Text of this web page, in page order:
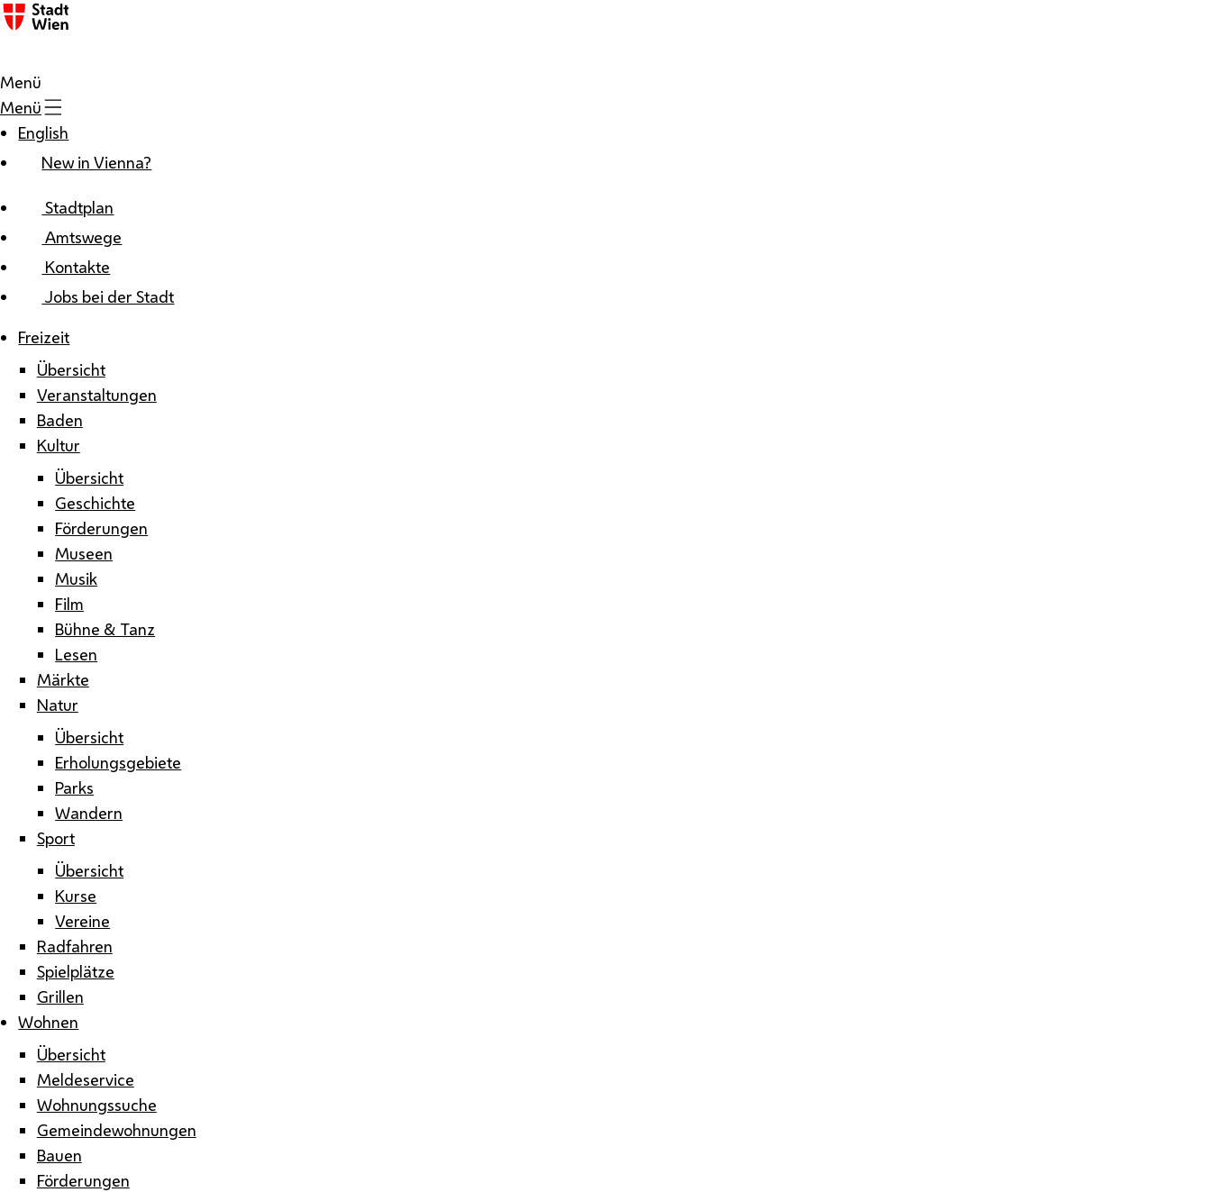
Zum Inhalt
Menü
Menü
English
New in Vienna?
Stadtplan
Amtswege
Kontakte
Jobs bei der Stadt
Freizeit
Übersicht
Veranstaltungen
Baden
Kultur
Übersicht
Geschichte
Förderungen
Museen
Musik
Film
Bühne & Tanz
Lesen
Märkte
Natur
Übersicht
Erholungsgebiete
Parks
Wandern
Sport
Übersicht
Kurse
Vereine
Radfahren
Spielplätze
Grillen
Wohnen
Übersicht
Meldeservice
Wohnungssuche
Gemeindewohnungen
Bauen
Förderungen